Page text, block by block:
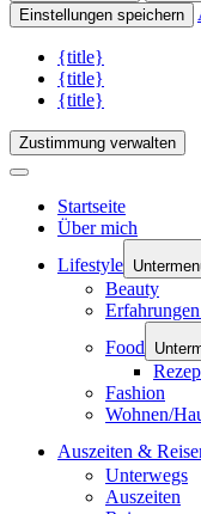
Einstellungen speichern
{title}
{title}
{title}
Zustimmung verwalten
Startseite
Über mich
Lifestyle
Beauty
Food
Fashion
Wohnen/
Auszeiten &
Unterwegs
Auszeiten